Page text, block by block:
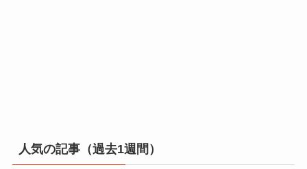
人気の記事（過去1週間）